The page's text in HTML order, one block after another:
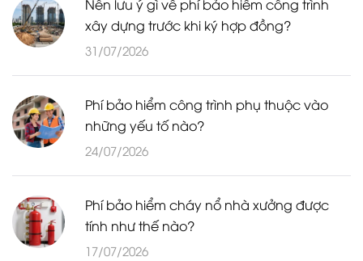
Nên lưu ý gì về phí bảo hiểm công trình
xây dựng trước khi ký hợp đồng?
31/07/2026
Phí bảo hiểm công trình phụ thuộc vào
những yếu tố nào?
24/07/2026
Phí bảo hiểm cháy nổ nhà xưởng được
tính như thế nào?
17/07/2026